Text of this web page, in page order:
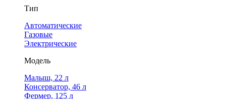
Тип
Автоматические
Газовые
Электрические
Модель
Малыш, 22 л
Консерватор, 46 л
Фермер, 125 л